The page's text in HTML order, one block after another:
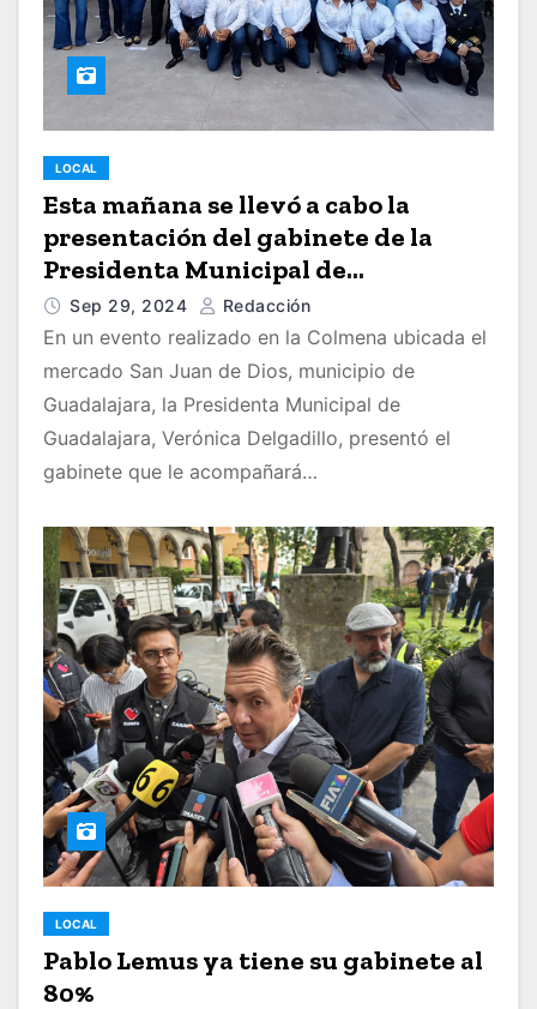
LOCAL
Esta mañana se llevó a cabo la
presentación del gabinete de la
Presidenta Municipal de
Guadalajara, Verónica Delgadillo
Sep 29, 2024 Redacción
En un evento realizado en la Colmena ubicada el
mercado San Juan de Dios, municipio de
Guadalajara, la Presidenta Municipal de
Guadalajara, Verónica Delgadillo, presentó el
gabinete que le acompañará…
LOCAL
Pablo Lemus ya tiene su gabinete al
80%